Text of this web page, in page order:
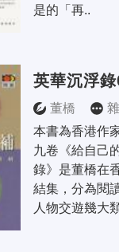
是的「再..
英華沉浮
董橋
本書為香港作
九卷《給自己
錄》是董橋在
結集，分為閱
人物交遊幾大